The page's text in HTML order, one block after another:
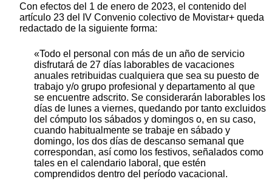
Con efectos del 1 de enero de 2023, el contenido del
artículo 23 del IV Convenio colectivo de Movistar+ queda
redactado de la siguiente forma:
«Todo el personal con más de un año de servicio
disfrutará de 27 días laborables de vacaciones
anuales retribuidas cualquiera que sea su puesto de
trabajo y/o grupo profesional y departamento al que
se encuentre adscrito. Se considerarán laborables los
días de lunes a viernes, quedando por tanto excluidos
del cómputo los sábados y domingos o, en su caso,
cuando habitualmente se trabaje en sábado y
domingo, los dos días de descanso semanal que
correspondan, así como los festivos, señalados como
tales en el calendario laboral, que estén
comprendidos dentro del período vacacional.